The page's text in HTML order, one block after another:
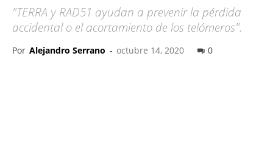
"TERRA y RAD51 ayudan a prevenir la pérdida
accidental o el acortamiento de los telómeros".
Por Alejandro Serrano - octubre 14, 2020 0